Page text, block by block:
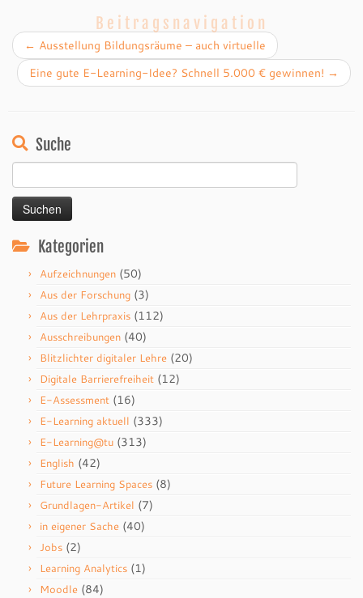
Beitragsnavigation
← Ausstellung Bildungsräume – auch virtuelle
Eine gute E-Learning-Idee? Schnell 5.000 € gewinnen! →
Suche
nach:
Kategorien
Aufzeichnungen (50)
Aus der Forschung (3)
Aus der Lehrpraxis (112)
Ausschreibungen (40)
Blitzlichter digitaler Lehre (20)
Digitale Barrierefreiheit (12)
E-Assessment (16)
E-Learning aktuell (333)
E-Learning@tu (313)
English (42)
Future Learning Spaces (8)
Grundlagen-Artikel (7)
in eigener Sache (40)
Jobs (2)
Learning Analytics (1)
Moodle (84)